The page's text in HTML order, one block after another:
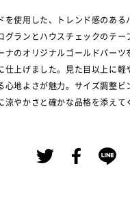
を使用した、トレンド感のある
グランとハウスチェックのテー
ナのオリジナルゴールドパー
仕上げました。見た目以上に軽
心地よさが魅力。サイズ調整ビ
涼やかさと確かな品格を添えて